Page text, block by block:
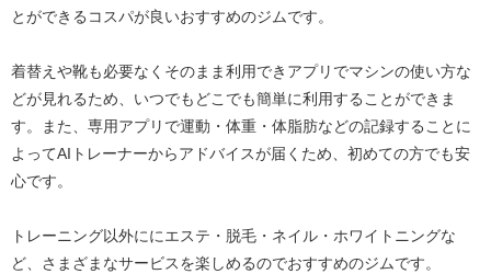
とができるコスパが良いおすすめのジムです。
着替えや靴も必要なくそのまま利用できアプリでマシンの使い方な
どが見れるため、いつでもどこでも簡単に利用することができま
す。また、専用アプリで運動・体重・体脂肪などの記録することに
よってAIトレーナーからアドバイスが届くため、初めての方でも安
心です。
トレーニング以外ににエステ・脱毛・ネイル・ホワイトニングな
ど、さまざまなサービスを楽しめるのでおすすめのジムです。